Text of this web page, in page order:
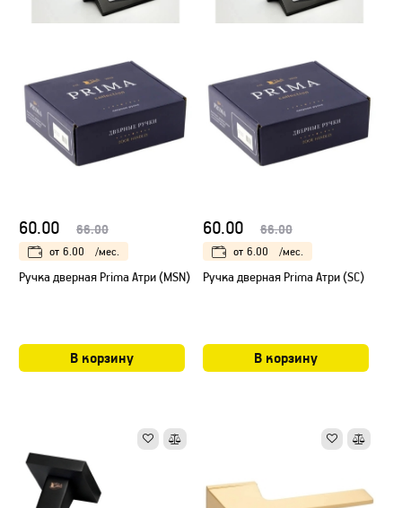
60.00 66.00
от 6.00 /мес.
Ручка дверная Prima Атри (MSN)
В корзину
60.00 66.00
от 6.00 /мес.
Ручка дверная Prima Атри (SC)
В корзину